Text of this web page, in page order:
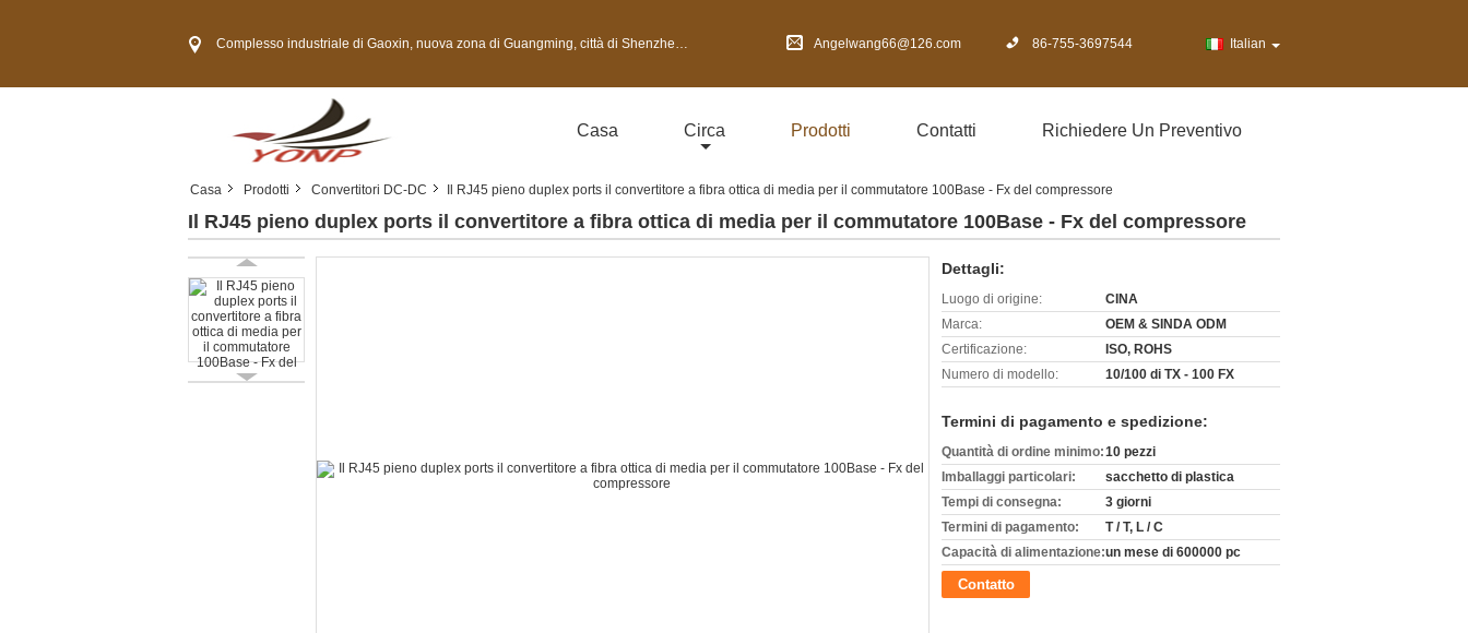
Complesso industriale di Gaoxin, nuova zona di Guangming, città di Shenzhen, provincia del Guangdong, Cina Angelwang66@126.com 86-755-3697544 Italian
Casa Circa Prodotti Contatti Richiedere Un Preventivo
Casa Prodotti Convertitori DC-DC Il RJ45 pieno duplex ports il convertitore a fibra ottica di media per il commutatore 100Base - Fx del compressore
Il RJ45 pieno duplex ports il convertitore a fibra ottica di media per il commutatore 100Base - Fx del compressore
Dettagli:
Luogo di origine:
CINA
Marca:
OEM & SINDA ODM
Certificazione:
ISO, ROHS
Numero di modello:
10/100 di TX - 100 FX
Termini di pagamento e spedizione:
Quantità di ordine minimo:10 pezzi
Imballaggi particolari:
sacchetto di plastica
Tempi di consegna:
3 giorni
Termini di pagamento:
T / T, L / C
Capacità di alimentazione:un mese di 600000 pc
Contatto